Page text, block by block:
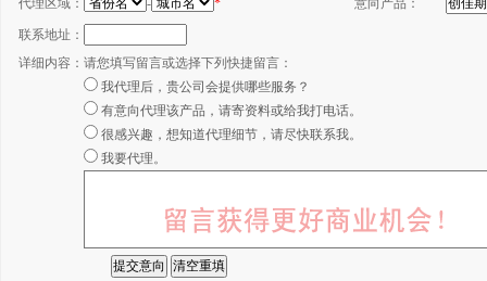
代理区域： - * 意向产品：
联系地址：
详细内容： 请您填写留言或选择下列快捷留言：
我代理后，贵公司会提供哪些服务？
有意向代理该产品，请寄资料或给我打电话。
很感兴趣，想知道代理细节，请尽快联系我。
我要代理。